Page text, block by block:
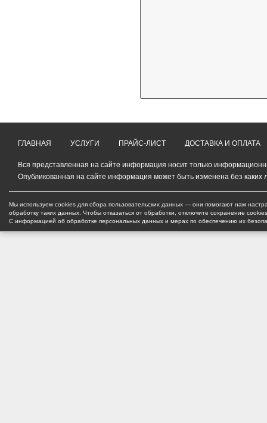
ГЛАВНАЯ УСЛУГИ ПРАЙС-ЛИСТ ДОСТАВКА И ОПЛАТА
Вся представленная на сайте информация носит только
Опубликованная на сайте информация может быть изменена без каких
Мы используем cookies для сбора пользовательских данных — они помогают нам
обработку таких данных. Чтобы отказаться от обработки, отключите сохранение
С информацией об обработке персональных данных и мерах по обеспечению их